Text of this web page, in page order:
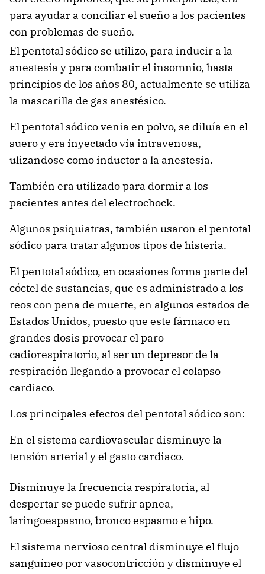
para ayudar a conciliar el sueño a los pacientes
con problemas de sueño.
El pentotal sódico se utilizo, para inducir a la
anestesia y para combatir el insomnio, hasta
principios de los años 80, actualmente se utiliza
la mascarilla de gas anestésico.
El pentotal sódico venia en polvo, se diluía en el
suero y era inyectado vía intravenosa,
ulizandose como inductor a la anestesia.
También era utilizado para dormir a los
pacientes antes del electrochock.
Algunos psiquiatras, también usaron el pentotal
sódico para tratar algunos tipos de histeria.
El pentotal sódico, en ocasiones forma parte del
cóctel de sustancias, que es administrado a los
reos con pena de muerte, en algunos estados de
Estados Unidos, puesto que este fármaco en
grandes dosis provocar el paro
cadiorespiratorio, al ser un depresor de la
respiración llegando a provocar el colapso
cardiaco.
Los principales efectos del pentotal sódico son:
En el sistema cardiovascular disminuye la
tensión arterial y el gasto cardiaco.
Disminuye la frecuencia respiratoria, al
despertar se puede sufrir apnea,
laringoespasmo, bronco espasmo e hipo.
El sistema nervioso central disminuye el flujo
sanguíneo por vasocontricción y disminuye el